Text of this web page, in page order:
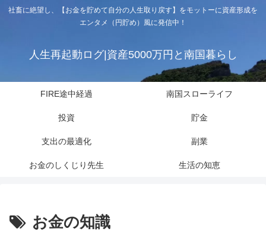
社畜に絶望し、【お金を貯めて自分の人生取り戻す】をモットーに資産形成を
エンタメ（円貯め）風に発信中！
人生再起動ログ|資産5000万円と南国暮らし
FIRE途中経過 南国スローライフ
投資 貯金
支出の最適化 副業
お金のしくじり先生 生活の知恵
お金の知識